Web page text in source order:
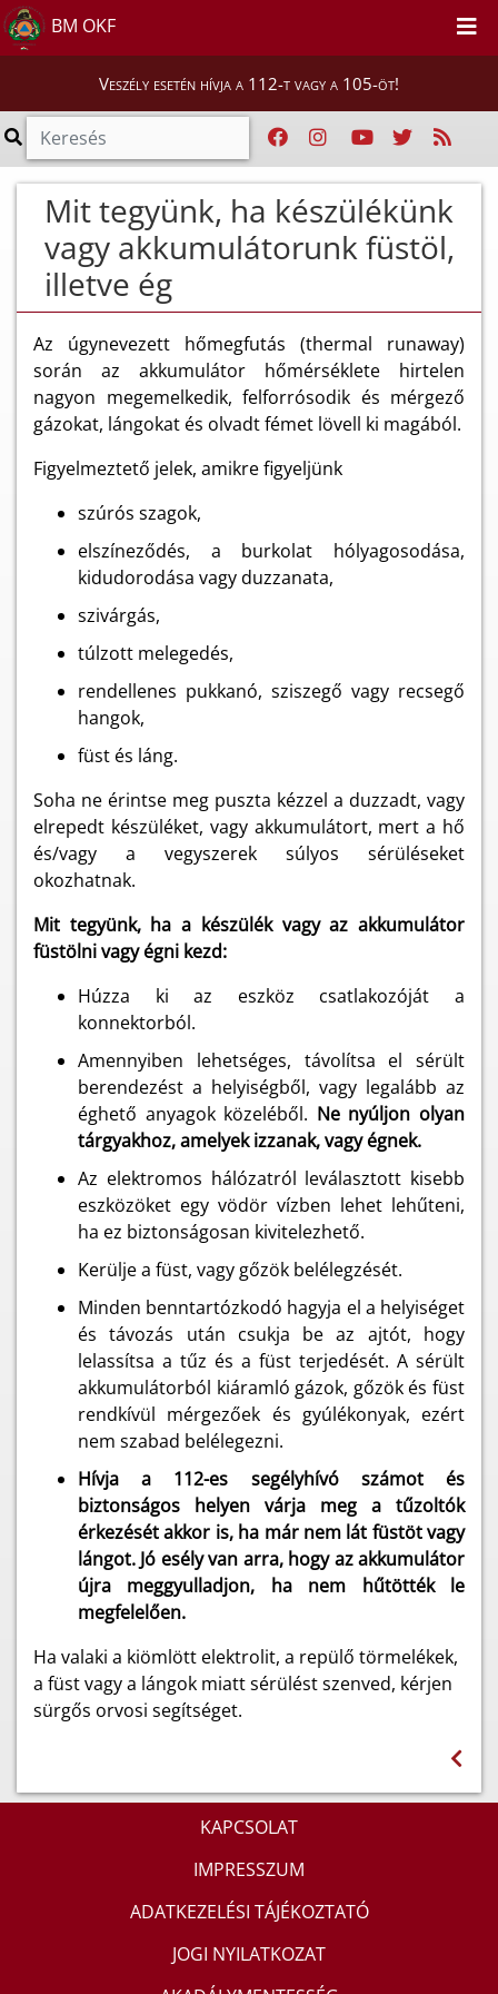
BM OKF
Veszély esetén hívja a 112-t vagy a 105-öt!
Mit tegyünk, ha készülékünk
vagy akkumulátorunk füstöl,
illetve ég
Az úgynevezett hőmegfutás (thermal runaway)
során az akkumulátor hőmérséklete hirtelen
nagyon megemelkedik, felforrósodik és mérgező
gázokat, lángokat és olvadt fémet lövell ki magából.
Figyelmeztető jelek, amikre figyeljünk
szúrós szagok,
elszíneződés, a burkolat hólyagosodása,
kidudorodása vagy duzzanata,
szivárgás,
túlzott melegedés,
rendellenes pukkanó, sziszegő vagy recsegő
hangok,
füst és láng.
Soha ne érintse meg puszta kézzel a duzzadt, vagy
elrepedt készüléket, vagy akkumulátort, mert a hő
és/vagy a vegyszerek súlyos sérüléseket
okozhatnak.
Mit tegyünk, ha a készülék vagy az akkumulátor
füstölni vagy égni kezd:
Húzza ki az eszköz csatlakozóját a
konnektorból.
Amennyiben lehetséges, távolítsa el sérült
berendezést a helyiségből, vagy legalább az
éghető anyagok közeléből. Ne nyúljon olyan
tárgyakhoz, amelyek izzanak, vagy égnek.
Az elektromos hálózatról leválasztott kisebb
eszközöket egy vödör vízben lehet lehűteni,
ha ez biztonságosan kivitelezhető.
Kerülje a füst, vagy gőzök belélegzését.
Minden benntartózkodó hagyja el a helyiséget
és távozás után csukja be az ajtót, hogy
lelassítsa a tűz és a füst terjedését. A sérült
akkumulátorból kiáramló gázok, gőzök és füst
rendkívül mérgezőek és gyúlékonyak, ezért
nem szabad belélegezni.
Hívja a 112-es segélyhívó számot és
biztonságos helyen várja meg a tűzoltók
érkezését akkor is, ha már nem lát füstöt vagy
lángot. Jó esély van arra, hogy az akkumulátor
újra meggyulladjon, ha nem hűtötték le
megfelelően.
Ha valaki a kiömlött elektrolit, a repülő törmelékek,
a füst vagy a lángok miatt sérülést szenved, kérjen
sürgős orvosi segítséget.
KAPCSOLAT
IMPRESSZUM
ADATKEZELÉSI TÁJÉKOZTATÓ
JOGI NYILATKOZAT